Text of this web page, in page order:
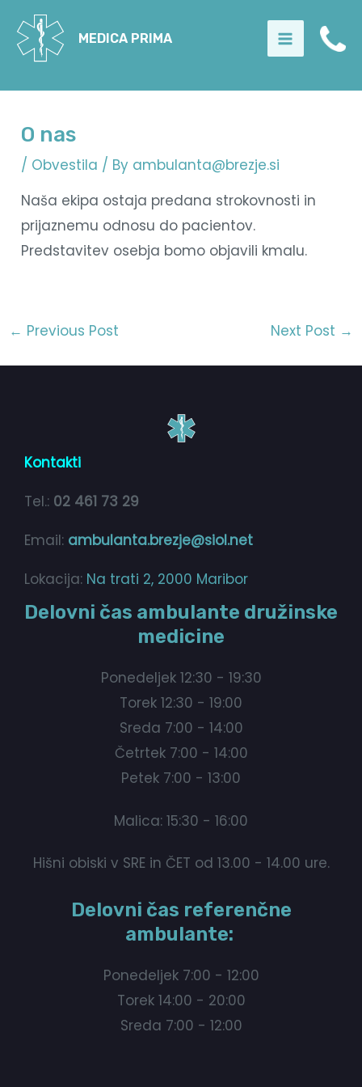
content
MEDICA PRIMA
Main
Menu
O nas
/ Obvestila / By ambulanta@brezje.si
Naša ekipa ostaja predana strokovnosti in
prijaznemu odnosu do pacientov.
Predstavitev osebja bomo objavili kmalu.
← Previous Post Next Post →
Kontakti
Tel.: 02 461 73 29
Email: ambulanta.brezje@siol.net
Lokacija: Na trati 2, 2000 Maribor
Delovni čas ambulante družinske
medicine
Ponedeljek 12:30 - 19:30
Torek 12:30 - 19:00
Sreda 7:00 - 14:00
Četrtek 7:00 - 14:00
Petek 7:00 - 13:00
Malica: 15:30 - 16:00
Hišni obiski v SRE in ČET od 13.00 - 14.00 ure.
Delovni čas referenčne
ambulante:
Ponedeljek 7:00 - 12:00
Torek 14:00 - 20:00
Sreda 7:00 - 12:00